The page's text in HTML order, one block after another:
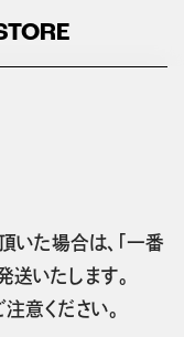
いた場合は、「一番
送いたします。
意ください。